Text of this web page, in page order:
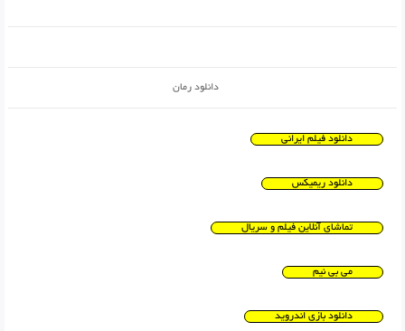
دانلود رمان
دانلود فیلم ایرانی
دانلود ریمیکس
تماشای آنلاین فیلم و سریال
می بی نیم
دانلود بازی اندروید